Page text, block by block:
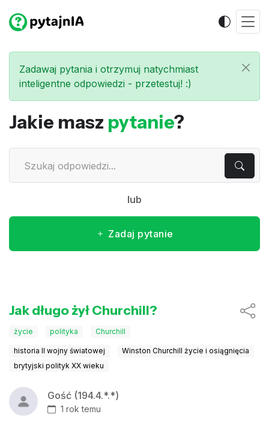
Zadawaj pytania i otrzymuj natychmiast
inteligentne odpowiedzi - przetestuj! :)
Jakie masz pytanie?
lub
Zadaj pytanie
Jak długo żył Churchill?
życie polityka Churchill
historia II wojny światowej
Winston Churchill życie i osiągnięcia
brytyjski polityk XX wieku
Gość (194.4.*.*)
1 rok temu